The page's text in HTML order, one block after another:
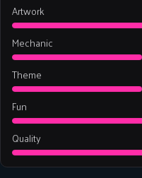
Artwork
Mechanic
Theme
Fun
Quality